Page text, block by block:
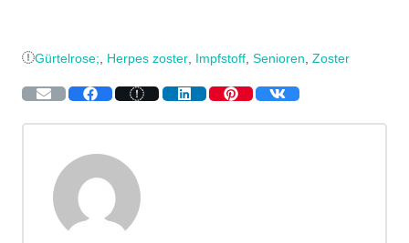
Gürtelrose; Herpes zoster Impfstoff ,Senioren ,Zoster